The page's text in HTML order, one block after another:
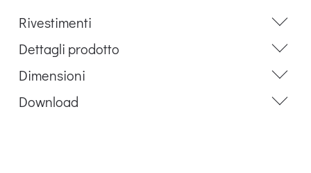
Rivestimenti
Dettagli prodotto
Dimensioni
Download